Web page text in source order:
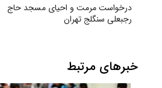
درخواست مرمت و احیای مسجد حاج
رجبعلی سنگلج تهران
خبرهای مرتبط